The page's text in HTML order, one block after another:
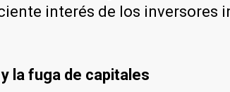
interés de los
la fuga de capitales